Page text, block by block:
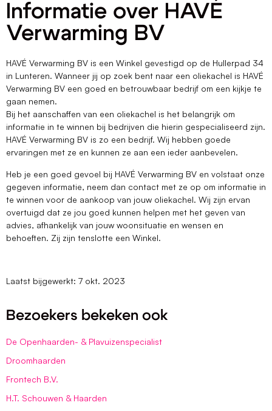
Informatie over HAVÉ
Verwarming BV
HAVÉ Verwarming BV is een Winkel gevestigd op de Hullerpad 34
in Lunteren. Wanneer jij op zoek bent naar een oliekachel is HAVÉ
Verwarming BV een goed en betrouwbaar bedrijf om een kijkje te
gaan nemen.
Bij het aanschaffen van een oliekachel is het belangrijk om
informatie in te winnen bij bedrijven die hierin gespecialiseerd zijn.
HAVÉ Verwarming BV is zo een bedrijf. Wij hebben goede
ervaringen met ze en kunnen ze aan een ieder aanbevelen.
Heb je een goed gevoel bij HAVÉ Verwarming BV en volstaat onze
gegeven informatie, neem dan contact met ze op om informatie in
te winnen voor de aankoop van jouw oliekachel. Wij zijn ervan
overtuigd dat ze jou goed kunnen helpen met het geven van
advies, afhankelijk van jouw woonsituatie en wensen en
behoeften. Zij zijn tenslotte een Winkel.
Laatst bijgewerkt: 7 okt. 2023
Bezoekers bekeken ook
De Openhaarden- & Plavuizenspecialist
Droomhaarden
Frontech B.V.
H.T. Schouwen & Haarden